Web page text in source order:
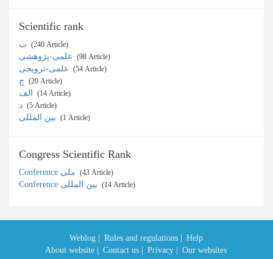
Scientific rank
‎ (240 Article)
‎ (98 Article)
‎ (54 Article)
‎ (20 Article)
‎ (14 Article)
‎ (5 Article)
‎ (1 Article)
Congress Scientific Rank
‎ (43 Article)
‎ (14 Article)
Weblog | Rules and regulations |
Help
About website |
Contact us | Privacy | Our websites